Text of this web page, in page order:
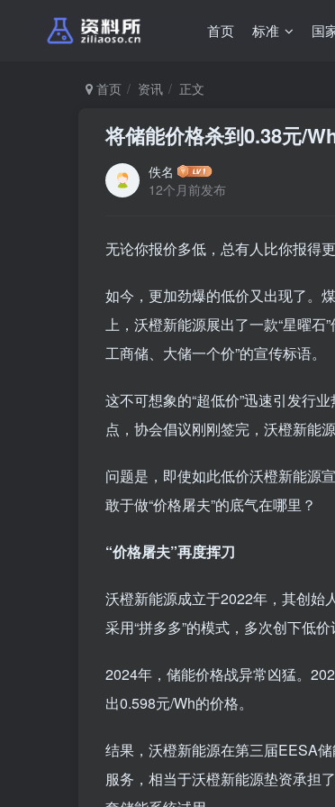
首页 标准 国
首页 资讯 正文
将储能价格杀到0.38元/
佚名
12个月前发布
无论你报价多低，总有人比你报得
如今，更加劲爆的低价又出现了。
上，沃橙新能源展出了一款“星曜石
工商储、大储一个价”的宣传标语。
这不可想象的“超低价”迅速引发行
点，协会倡议刚刚签完，沃橙新能
问题是，即使如此低价沃橙新能源
敢于做“价格屠夫”的底气在哪里？
“价格屠夫”再度挥刀
沃橙新能源成立于2022年，其创始
采用“拼多多”的模式，多次创下低价
2024年，储能价格战异常凶猛。
出0.598元/Wh的价格。
结果，沃橙新能源在第三届EESA
服务，相当于沃橙新能源垫资承担